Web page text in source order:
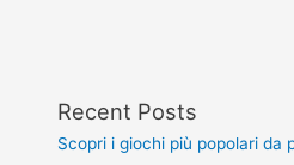
Recent Posts
Scopri i giochi più popolari da